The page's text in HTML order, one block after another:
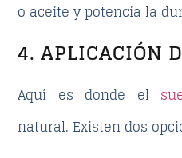
o aceite y potencia la
4. APLICACIÓN
Aquí es donde el
natural. Existen dos